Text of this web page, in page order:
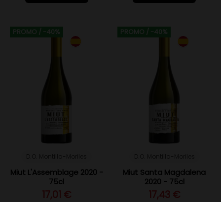
PROMO / -40%
Miut L'Assemblage 2020 -
75cl
17,01 €
PROMO / -40%
Miut Santa Magdalena
2020 - 75cl
17,43 €